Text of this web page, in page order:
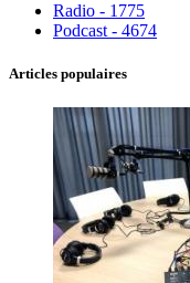
Radio - 1775
Podcast - 4674
Articles populaires